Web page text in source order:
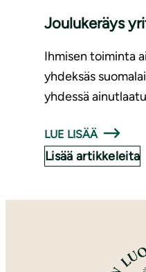
Joulukeräys
Ihmisen toiminta
yhdeksäs
yhdessä
LUE LISÄÄ
Lisää artikkeleita